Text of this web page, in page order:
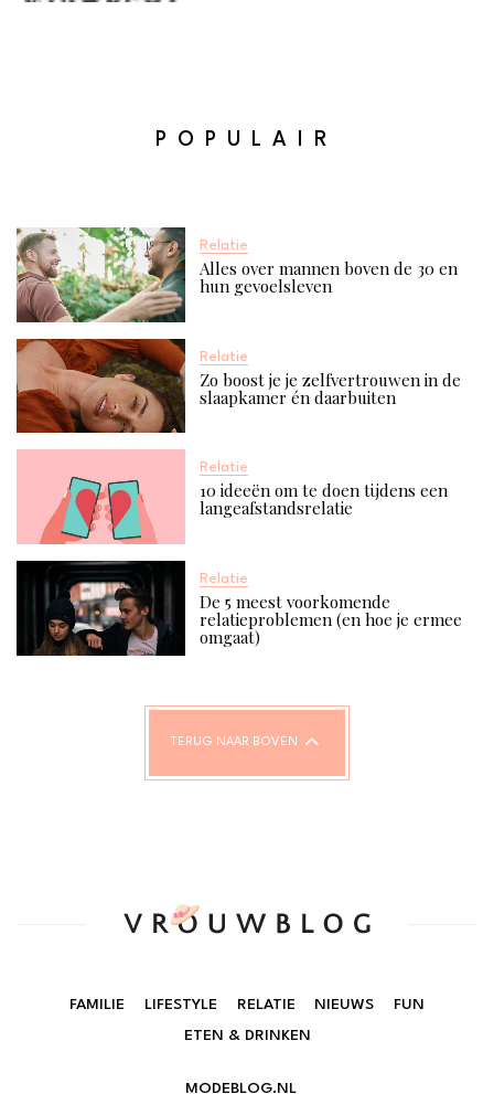
POPULAIR
Relatie
Alles over mannen boven de 30 en
hun gevoelsleven
Relatie
Zo boost je je zelfvertrouwen in de
slaapkamer én daarbuiten
Relatie
10 ideeën om te doen tijdens een
langeafstandsrelatie
Relatie
De 5 meest voorkomende
relatieproblemen (en hoe je ermee
omgaat)
TERUG NAAR BOVEN
FAMILIE LIFESTYLE RELATIE NIEUWS
FUN
ETEN & DRINKEN
MODEBLOG.NL